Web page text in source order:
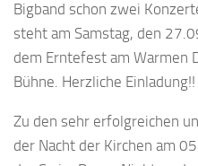
Bigband schon zwei
steht am Samstag, den
dem Erntefest am Warmen
Bühne. Herzliche Einladung!!
Zu den sehr erfolgreichen
der Nacht der Kirchen am